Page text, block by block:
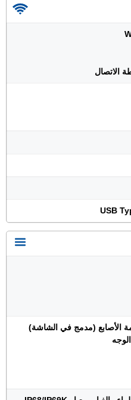
الأصابع (مدمج في الشاشة)